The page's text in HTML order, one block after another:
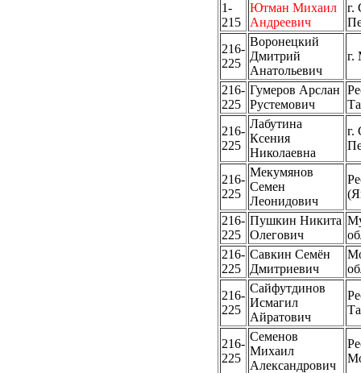
1-
215
Ютман Михаил
Андреевич
г.
216-
225
Воронецкий
Дмитрий
Анатольевич
г.
216-
225
Гумеров Арслан
Рустемович
216-
225
Лабутина
Ксения
Николаевна
г.
216-
225
Мекумянов
Семен
Леонидович
216-
225
Пушкин Никита
Олегович
216-
225
Савкин Семён
Дмитриевич
216-
225
Сайфутдинов
Исмагил
Айратович
216-
225
Семенов
Михаил
Александрович